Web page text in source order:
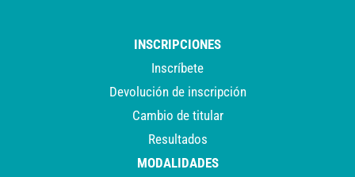
INSCRIPCIONES
Inscríbete
Devolución de inscripción
Cambio de titular
Resultados
MODALIDADES